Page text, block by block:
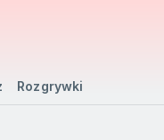
Rozgrywki